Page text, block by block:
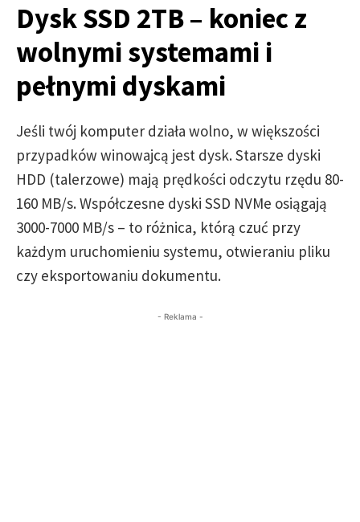
Dysk SSD 2TB – koniec z
wolnymi systemami i
pełnymi dyskami
Jeśli twój komputer działa wolno, w większości
przypadków winowajcą jest dysk. Starsze dyski
HDD (talerzowe) mają prędkości odczytu rzędu 80-
160 MB/s. Współczesne dyski SSD NVMe osiągają
3000-7000 MB/s – to różnica, którą czuć przy
każdym uruchomieniu systemu, otwieraniu pliku
czy eksportowaniu dokumentu.
- Reklama -